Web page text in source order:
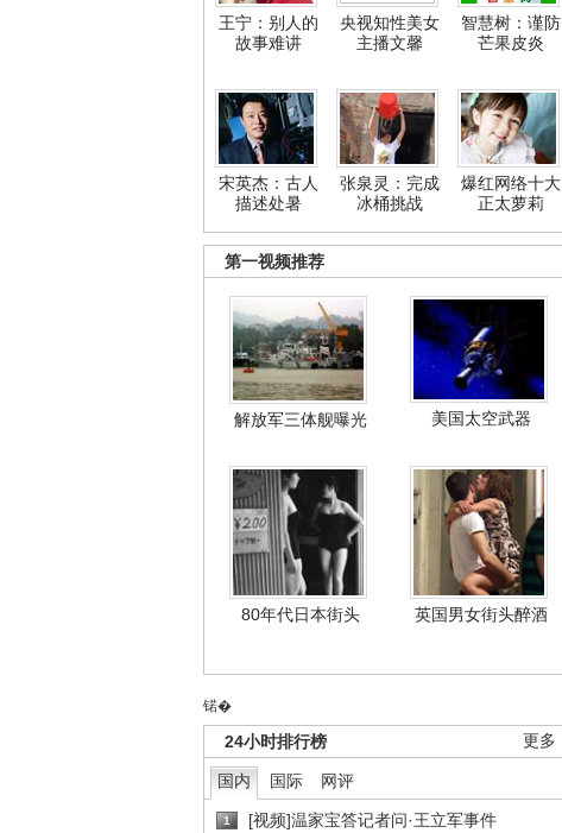
王宁：别人的
故事难讲
央视知性美女
主播文馨
智慧树：谨防
芒果皮炎
宋英杰：古人
描述处暑
张泉灵：完成
冰桶挑战
爆红网络十大
正太萝莉
第一视频推荐
解放军三体舰曝光 美国太空武器
80年代日本街头 英国男女街头醉酒
锘�
更多
24小时排行榜
国内 国际 网评
1 [视频]温家宝答记者问·王立军事件